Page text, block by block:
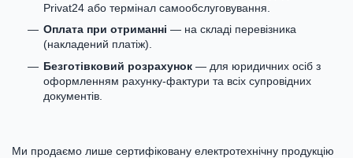
Privat24 або термінал самообслуговування.
Оплата при отриманні — на складі перевізника
(накладений платіж).
Безготівковий розрахунок — для юридичних осіб з
оформленням рахунку-фактури та всіх супровідних
документів.
Ми продаємо лише сертифіковану електротехнічну продукцію